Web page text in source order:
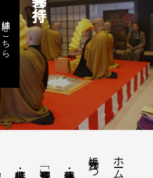
詳細はこちら
ホーム